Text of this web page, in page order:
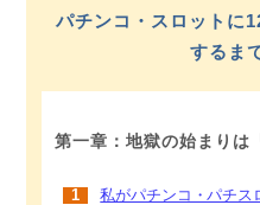
パチンコ・スロットに
するま
第一章：地獄の始まりは
1
私がパチンコ・パチス